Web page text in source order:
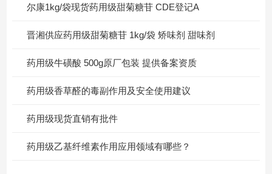
尔康1kg/袋现货药用级甜菊糖苷 CDE登记A
晋湘供应药用级甜菊糖苷 1kg/袋 矫味剂 甜味剂
药用级牛磺酸 500g原厂包装 提供备案资质
药用级香草醛的毒副作用及安全使用建议
药用级现货直销有批件
药用级乙基纤维素作用应用领域有哪些？